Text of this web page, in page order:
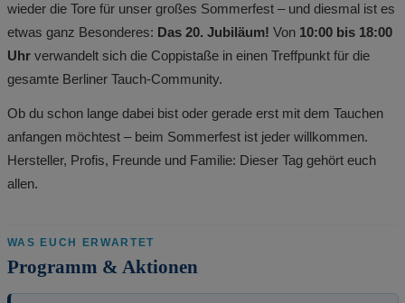
wieder die Tore für unser großes Sommerfest – und diesmal ist es
etwas ganz Besonderes: Das 20. Jubiläum! Von 10:00 bis 18:00
Uhrverwandelt sich die Coppistaße in einen Treffpunkt für die
gesamte Berliner Tauch-Community.
Ob du schon lange dabei bist oder gerade erst mit dem Tauchen
anfangen möchtest – beim Sommerfest ist jeder willkommen.
Hersteller, Profis, Freunde und Familie: Dieser Tag gehört euch
allen.
WAS EUCH ERWARTET
Programm & Aktionen